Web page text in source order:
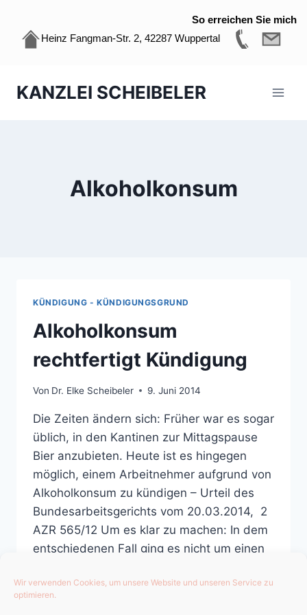
Wir verwenden Cookies, um unsere Website und unseren Service zu
optimieren.
So erreichen Sie mich
Heinz Fangman-Str. 2, 42287 Wuppertal
InhaltKANZLEI SCHEIBELER
Alkoholkonsum
KÜNDIGUNG - KÜNDIGUNGSGRUND
Alkoholkonsum
rechtfertigt Kündigung
Von Dr. Elke Scheibeler 9. Juni 2014
Die Zeiten ändern sich: Früher war es sogar
üblich, in den Kantinen zur Mittagspause
Bier anzubieten. Heute ist es hingegen
möglich, einem Arbeitnehmer aufgrund von
Alkoholkonsum zu kündigen – Urteil des
Bundesarbeitsgerichts vom 20.03.2014, 2
AZR 565/12 Um es klar zu machen: In dem
entschiedenen Fall ging es nicht um einen
WEITERLESEN